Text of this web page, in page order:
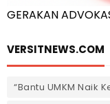
GERAKAN
VERSITNEWS.COM
“Bantu UMKM Naik